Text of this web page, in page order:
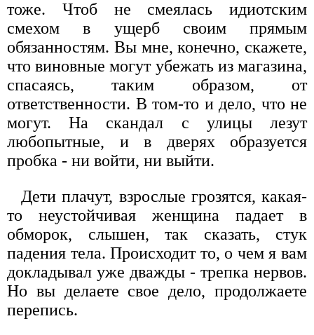
тоже. Чтоб не смеялась идиотским
смехом в ущерб своим прямым
обязанностям. Вы мне, конечно, скажете,
что виновные могут убежать из магазина,
спасаясь, таким образом, от
ответственности. В том-то и дело, что не
могут. На скандал с улицы лезут
любопытные, и в дверях образуется
пробка - ни войти, ни выйти.
Дети плачут, взрослые грозятся, какая-
то неустойчивая женщина падает в
обморок, слышен, так сказать, стук
падения тела. Происходит то, о чем я вам
докладывал уже дважды - трепка нервов.
Но вы делаете свое дело, продолжаете
перепись.